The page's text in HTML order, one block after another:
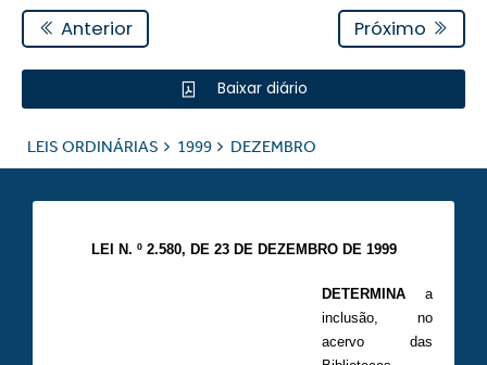
Anterior Próximo
Baixar diário
LEIS ORDINÁRIAS 1999 DEZEMBRO
LEI N. º 2.580, DE 23 DE DEZEMBRO DE 1999
DETERMINA a
inclusão, no
acervo das